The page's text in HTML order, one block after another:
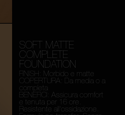
SOFT MATTE
COMPLETE
FOUNDATION
FINISH: Morbido e matte
COPERTURA: Da media o a
completa
BENEFICI: Assicura comfort
e tenuta per 16 ore.
Resistente all'ossidazione.